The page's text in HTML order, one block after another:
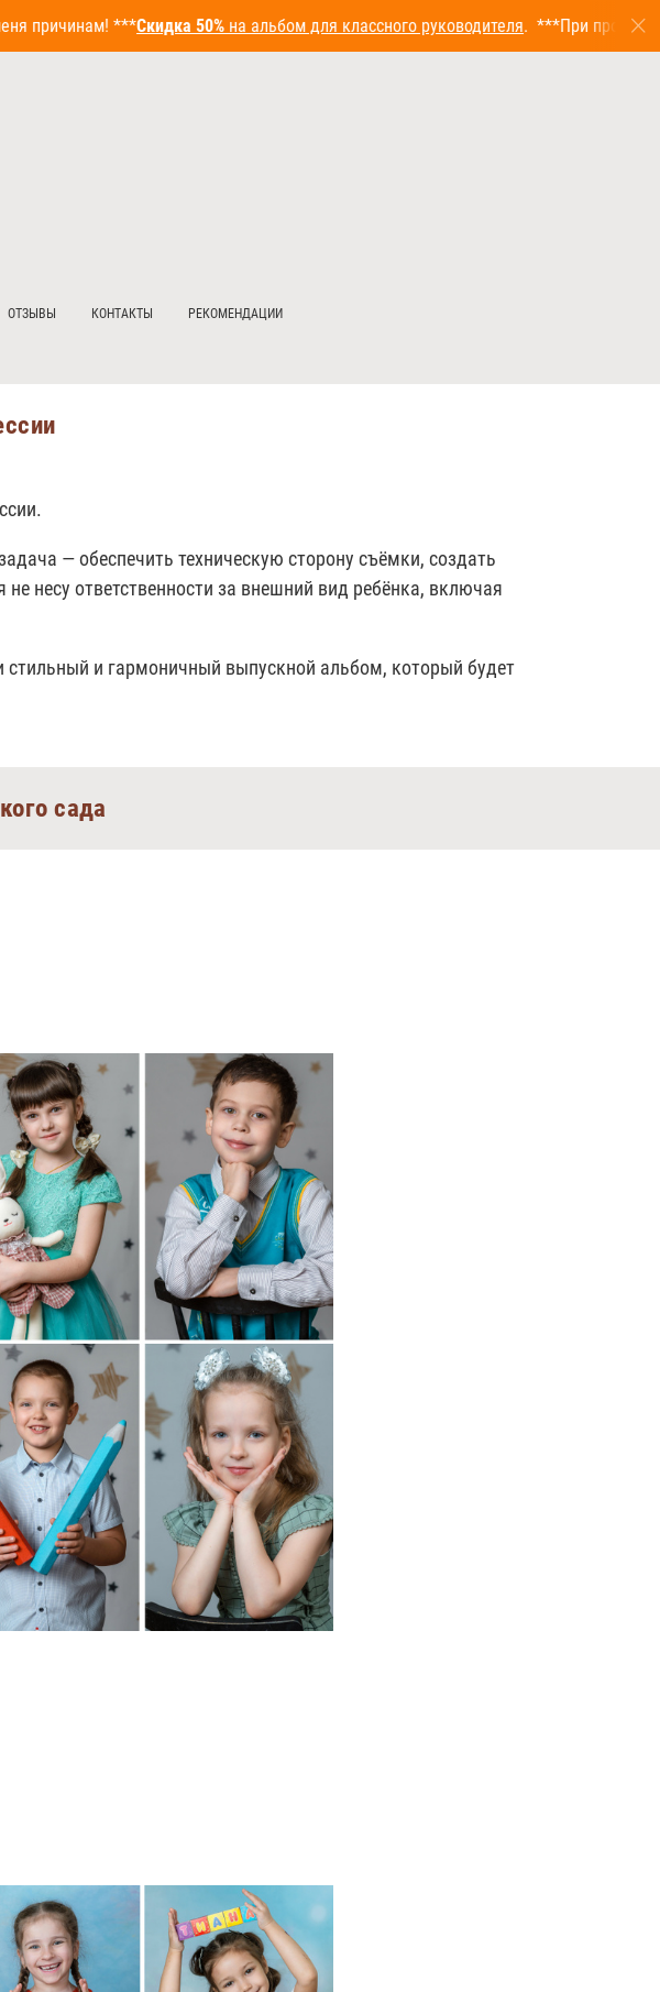
ОТЗЫВЫ КОНТАКТЫ РЕКОМЕНДАЦИИ
— обеспечить техническую сторону съёмки, создать
несу ответственности за внешний вид ребёнка, включая
и гармоничный выпускной альбом, который будет
сада
***Скидка 50%на альбом для классного руководителя. ***При проведении